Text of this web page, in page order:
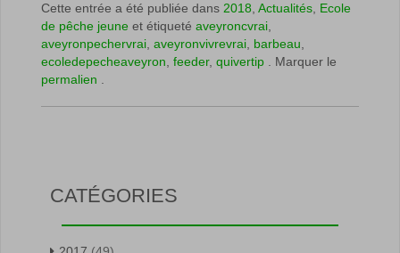
Cette entrée a été publiée dans 2018, Actualités, Ecole
de pêche jeune et étiqueté aveyroncvrai,
aveyronpechervrai, aveyronvivrevrai, barbeau,
ecoledepecheaveyron, feeder, quivertip . Marquer le
permalien .
CATÉGORIES